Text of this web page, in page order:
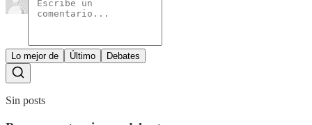
Lo mejor de Último Debates
Sin posts